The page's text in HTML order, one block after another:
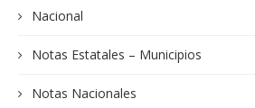
Nacional
Notas Estatales – Municipios
Notas Nacionales